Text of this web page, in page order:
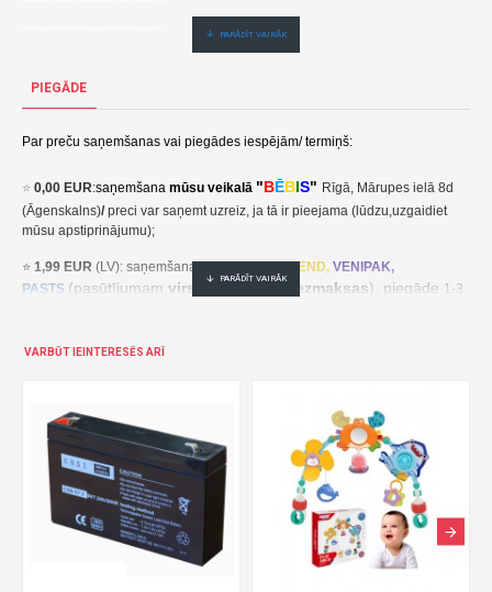
PIEGĀDE
Par preču saņemšanas vai piegādes iespējām/ termiņš:
⭐ 0,00 EUR:saņemšana mūsu veikalā "BĒBIS" Rīgā, Mārupes ielā 8d
(Āgenskalns)/preci var saņemt uzreiz, ja tā ir pieejama (lūdzu,uzgaidiet
mūsu apstiprinājumu);
⭐ 1,99 EUR (LV): saņemšana pakomātā SEND, VENIPAK,
PASTS (pasūtījumam virs 30,00 EUR- bezmaksas), piegāde 1-3
⭐2,49 EUR(LT, EE): saņemšana pakomātā
kohaletoimetamine 2-5 tööpäeva jooksul;
LT: 2,49 EUR gavimas siuntų automate UNISEND, Udrop, LPExpress,
pristatymas per 2–5 darbo dienas;
,50 EUR(LV): saņemšana DPD Paku Skapis (pasūtījumamvirs
30,00 EUR- bezmaksas ), piegāde 1-3 darba dienu laikā;
VARBŪT IEINTERESĒS ARĪ